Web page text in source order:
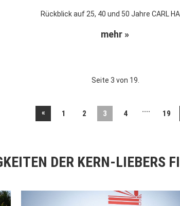
Rückblick auf 25, 40 und 50 Jahre CARL
mehr »
Seite 3 von 19.
« 1 2 3 4 .... 19
DER KERN-LIEBERS